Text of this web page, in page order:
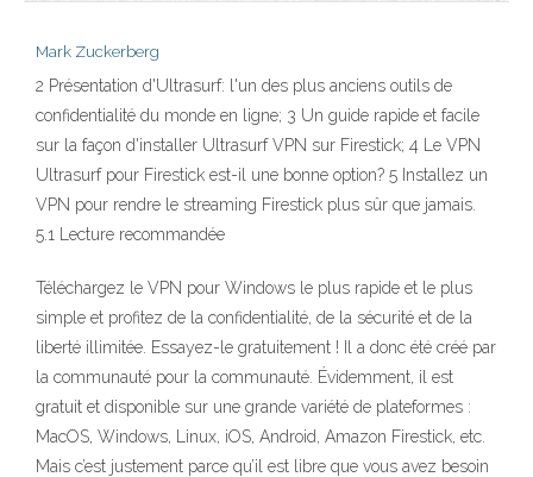
Mark Zuckerberg
2 Présentation d'Ultrasurf: l'un des plus anciens outils de
confidentialité du monde en ligne; 3 Un guide rapide et facile
sur la façon d'installer Ultrasurf VPN sur Firestick; 4 Le VPN
Ultrasurf pour Firestick est-il une bonne option? 5 Installez un
VPN pour rendre le streaming Firestick plus sûr que jamais.
5.1 Lecture recommandée
Téléchargez le VPN pour Windows le plus rapide et le plus
simple et profitez de la confidentialité, de la sécurité et de la
liberté illimitée. Essayez-le gratuitement ! Il a donc été créé par
la communauté pour la communauté. Évidemment, il est
gratuit et disponible sur une grande variété de plateformes :
MacOS, Windows, Linux, iOS, Android, Amazon Firestick, etc.
Mais c’est justement parce qu’il est libre que vous avez besoin